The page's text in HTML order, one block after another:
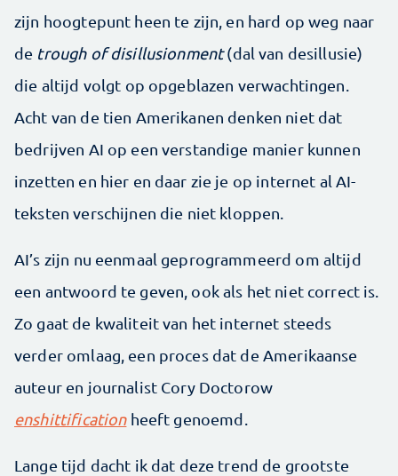
zijn hoogtepunt heen te zijn, en hard op weg naar
de trough of disillusionment(dal van desillusie)
die altijd volgt op opgeblazen verwachtingen.
Acht van de tien Amerikanen denken niet dat
bedrijven AI op een verstandige manier kunnen
inzetten en hier en daar zie je op internet al AI-
teksten verschijnen die niet kloppen.
AI’s zijn nu eenmaal geprogrammeerd om altijd
een antwoord te geven, ook als het niet correct is.
Zo gaat de kwaliteit van het internet steeds
verder omlaag, een proces dat de Amerikaanse
auteur en journalist Cory Doctorow
enshittificationheeft genoemd.
Lange tijd dacht ik dat deze trend de grootste